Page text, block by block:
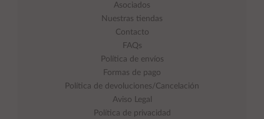
Asociados
Nuestras tiendas
Contacto
FAQs
Política de envíos
Formas de pago
Política de devoluciones/Cancelación
Aviso Legal
Política de privacidad